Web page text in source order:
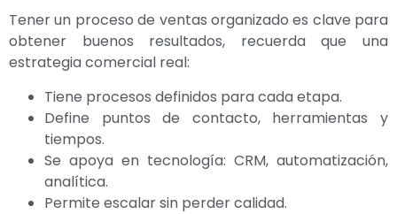
Tener un proceso de ventas organizado es clave para
obtener buenos resultados, recuerda que una
estrategia comercial real:
Tiene procesos definidos para cada etapa.
Define puntos de contacto, herramientas y
tiempos.
Se apoya en tecnología: CRM, automatización,
analítica.
Permite escalar sin perder calidad.